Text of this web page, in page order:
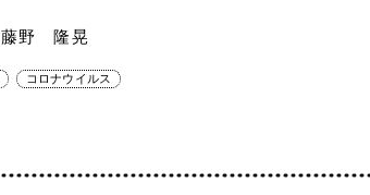
藤野 隆晃
コロナウイルス